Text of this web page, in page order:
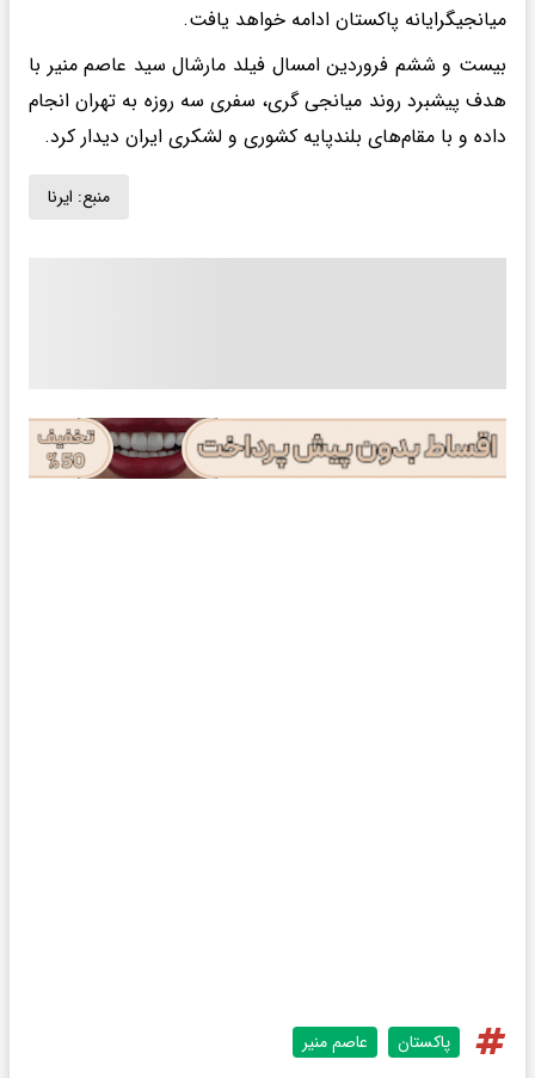
میانجیگرایانه پاکستان ادامه خواهد یافت.
بیست و ششم فروردین امسال فیلد مارشال سید عاصم منیر با
هدف پیشبرد روند میانجی گری، سفری سه روزه به تهران انجام
داده و با مقام‌های بلندپایه کشوری و لشکری ایران دیدار کرد.
منبع: ایرنا
پاکستان عاصم منیر